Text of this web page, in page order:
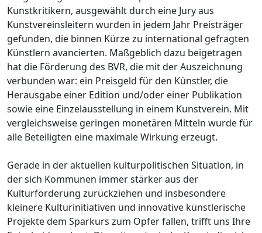
Kunstkritikern, ausgewählt durch eine Jury aus
Kunstvereinsleitern wurden in jedem Jahr Preisträger
gefunden, die binnen Kürze zu international gefragten
Künstlern avancierten. Maßgeblich dazu beigetragen
hat die Förderung des BVR, die mit der Auszeichnung
verbunden war: ein Preisgeld für den Künstler, die
Herausgabe einer Edition und/oder einer Publikation
sowie eine Einzelausstellung in einem Kunstverein. Mit
vergleichsweise geringen monetären Mitteln wurde für
alle Beteiligten eine maximale Wirkung erzeugt.
Gerade in der aktuellen kulturpolitischen Situation, in
der sich Kommunen immer stärker aus der
Kulturförderung zurückziehen und insbesondere
kleinere Kulturinitiativen und innovative künstlerische
Projekte dem Sparkurs zum Opfer fallen, trifft uns Ihre